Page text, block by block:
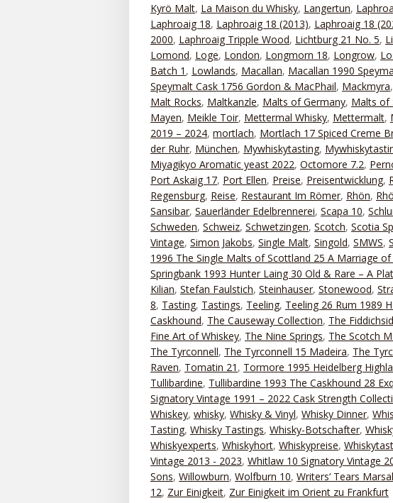
Kyrö Malt, La Maison du Whisky, Langertun,
Laphroaig 18, Laphroaig 18 (2013), Laphroaig 18
2000, Laphroaig Tripple Wood, Lichtburg 21 No. 5,
Lomond, Loge, London, Longmorn 18, Longrow,
Batch 1 , Lowlands, Macallan, Macallan 1990
Speymalt Cask 1756 Gordon & MacPhail, Mackmyra,
Malt Rocks, Maltkanzle, Malts of Germany, Malts of
Mayen, Meikle Toir, Mettermal Whisky, Mettermalt,
2019 – 2024, mortlach, Mortlach 17 Spiced Creme
der Ruhr, München, Mywhiskytasting,
Miyagikyo Aromatic yeast 2022, Octomore 7.2,
Port Askaig 17, Port Ellen, Preise, Preisentwicklung,
Regensburg, Reise, Restaurant Im Römer, Rhön,
Sansibar, Sauerländer Edelbrennerei, Scapa 10,
Schweden, Schweiz, Schwetzingen, Scotch, Scotia
Vintage, Simon Jakobs, Single Malt, Singold, SMWS,
1996 The Single Malts of Scottland 25 A Marriage of
Springbank 1993 Hunter Laing 30 Old & Rare – A
Kilian, Stefan Faulstich, Steinhauser, Stonewood,
8, Tasting, Tastings, Teeling, Teeling 26 Rum 1989
Caskhound, The Causeway Collection, The
Fine Art of Whiskey, The Nine Springs, The Scotch
The Tyrconnell, The Tyrconnell 15 Madeira, The
Raven, Tomatin 21 , Tormore 1995 Heidelberg
Tullibardine, Tullibardine 1993 The Caskhound 28
Signatory Vintage 1991 – 2022 Cask Strength
Whiskey, whisky, Whisky & Vinyl, Whisky Dinner,
Tasting, Whisky Tastings, Whisky-Botschafter,
Whiskyexperts, Whiskyhort, Whiskypreise,
Vintage 2013 - 2023, Whitlaw 10 Signatory Vintage
Sons, Willowburn, Wolfburn 10, Writers‘ Tears
12, Zur Einigkeit, Zur Einigkeit im Orient zu Frankfurt